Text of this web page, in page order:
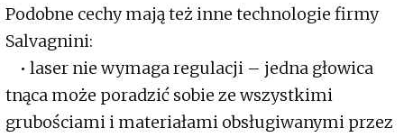
Podobne cechy mają też inne technologie firmy
Salvagnini:
• laser nie wymaga regulacji – jedna głowica
tnąca może poradzić sobie ze wszystkimi
grubościami i materiałami obsługiwanymi przez